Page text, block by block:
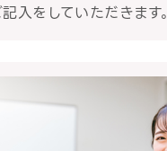
入をしていただきます。